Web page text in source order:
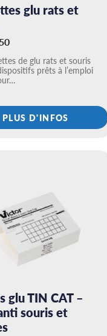
glu rats et
de glu rats et souris
prêts à l’emploi
PLUS D'INFOS
glu TIN CAT –
souris et